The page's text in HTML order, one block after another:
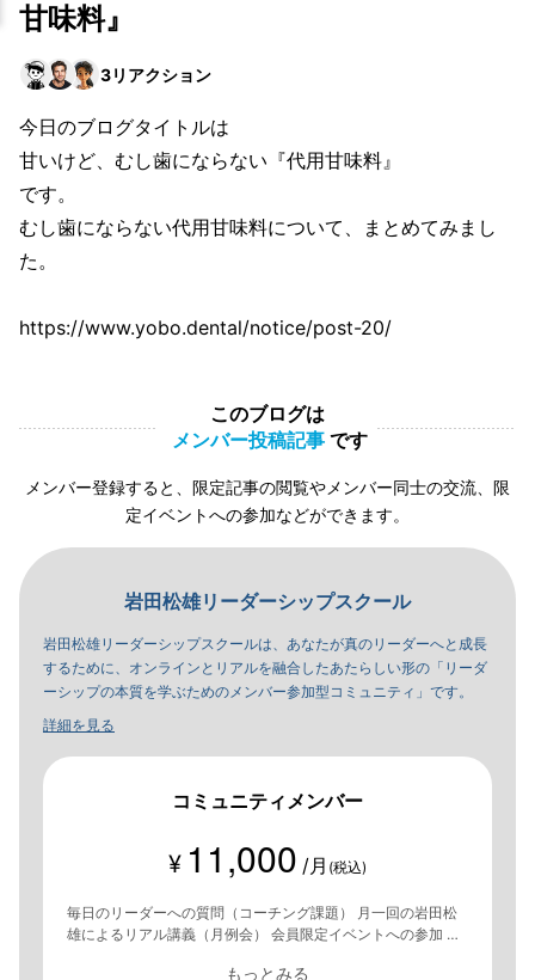
甘味料』
3リアクション
今日のブログタイトルは
甘いけど、むし歯にならない『代用甘味料』
です。
むし歯にならない代用甘味料について、まとめてみまし
た。
https://www.yobo.dental/notice/post-20/
このブログは
メンバー投稿記事 です
メンバー登録すると、限定記事の閲覧やメンバー同士の交流、限
定イベントへの参加などができます。
岩田松雄リーダーシップスクール
岩田松雄リーダーシップスクールは、あなたが真のリーダーへと成長
するために、オンラインとリアルを融合したあたらしい形の「リーダ
ーシップの本質を学ぶためのメンバー参加型コミュニティ」です。
詳細を見る
コミュニティメンバー
¥ 11,000 /月 (税込)
毎日のリーダーへの質問（コーチング課題） 月一回の岩田松
雄によるリアル講義（月例会） 会員限定イベントへの参加 オ
もっとみる